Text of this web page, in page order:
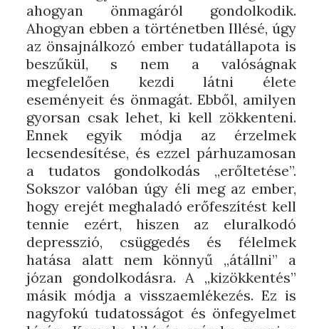
ahogyan önmagáról gondolkodik.
Ahogyan ebben a történetben Illésé, úgy
az önsajnálkozó ember tudatállapota is
beszűkül, s nem a valóságnak
megfelelően kezdi látni élete
eseményeit és önmagát. Ebből, amilyen
gyorsan csak lehet, ki kell zökkenteni.
Ennek egyik módja az érzelmek
lecsendesítése, és ezzel párhuzamosan
a tudatos gondolkodás „erőltetése”.
Sokszor valóban úgy éli meg az ember,
hogy erejét meghaladó erőfeszítést kell
tennie ezért, hiszen az eluralkodó
depresszió, csüggedés és félelmek
hatása alatt nem könnyű „átállni” a
józan gondolkodásra. A „kizökkentés”
másik módja a visszaemlékezés. Ez is
nagyfokú tudatosságot és önfegyelmet